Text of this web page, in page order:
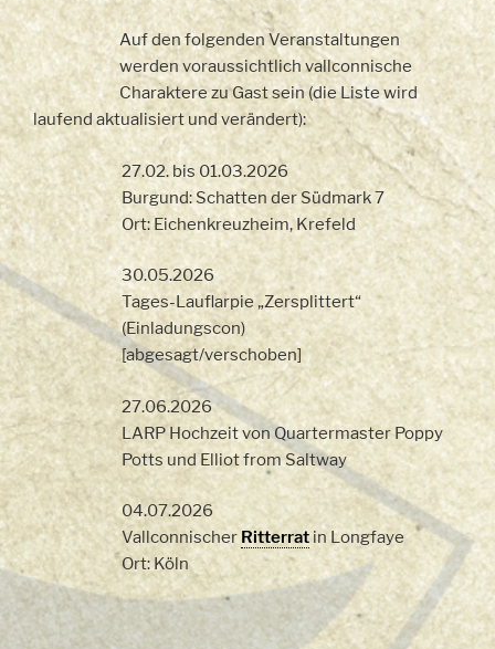
Auf den folgenden Veranstaltungen
werden voraussichtlich vallconnische
Charaktere zu Gast sein (die Liste wird
laufend aktualisiert und verändert):
27.02. bis 01.03.2026
Burgund: Schatten der Südmark 7
Ort: Eichenkreuzheim, Krefeld
30.05.2026
Tages-Lauflarpie „Zersplittert“
(Einladungscon)
[abgesagt/verschoben]
27.06.2026
LARP Hochzeit von Quartermaster Poppy
Potts und Elliot from Saltway
04.07.2026
Vallconnischer Ritterrat in Longfaye
Ort: Köln